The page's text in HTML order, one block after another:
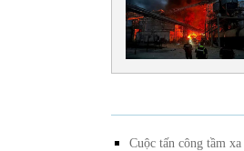
Cuộc tấn công tầm